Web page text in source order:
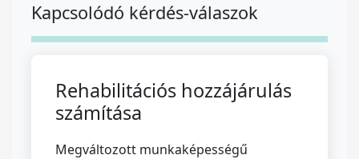
Kapcsolódó kérdés-válaszok
Rehabilitációs hozzájárulás
számítása
Megváltozott munkaképességű